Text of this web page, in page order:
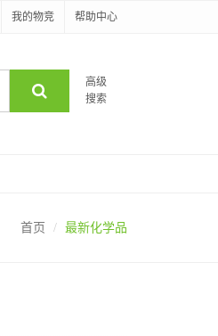
我的物竞 帮助中心
高级
搜索
首页 最新化学品